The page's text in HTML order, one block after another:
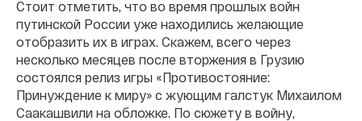
Стоит отметить, что во время прошлых войн
путинской России уже находились желающие
отобразить их в играх. Скажем, всего через
несколько месяцев после вторжения в Грузию
состоялся релиз игры «Противостояние:
Принуждение к миру» с жующим галстук Михаилом
Саакашвили на обложке. По сюжету в войну,